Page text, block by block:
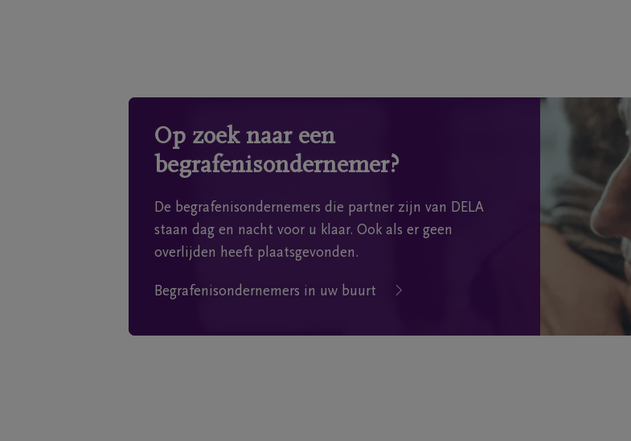
Op zoek naar een
begrafenisondernemer?
De begrafenisondernemers die partner zijn van DELA
staan dag en nacht voor u klaar. Ook als er geen
overlijden heeft plaatsgevonden.
Begrafenisondernemers in uw buurt